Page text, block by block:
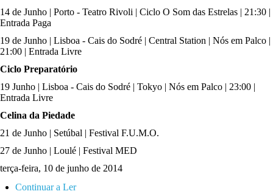
14 de Junho | Porto - Teatro Rivoli | Ciclo O Som das Estrelas | 21:30 |
Entrada Paga
19 de Junho | Lisboa - Cais do Sodré | Central Station | Nós em Palco |
21:00 | Entrada Livre
Ciclo Preparatório
19 Junho | Lisboa - Cais do Sodré | Tokyo | Nós em Palco | 23:00 |
Entrada Livre
Celina da Piedade
21 de Junho | Setúbal | Festival F.U.M.O.
27 de Junho | Loulé | Festival MED
terça-feira, 10 de junho de 2014
Continuar a Ler